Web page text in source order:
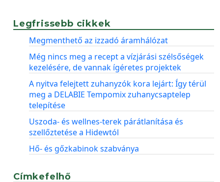
Legfrissebb cikkek
Megmenthető az izzadó áramhálózat
Még nincs meg a recept a vízjárási szélsőségek
kezelésére, de vannak ígéretes projektek
A nyitva felejtett zuhanyzók kora lejárt: Így térül
meg a DELABIE Tempomix zuhanycsaptelep
telepítése
Uszoda- és wellnes-terek párátlanítása és
szellőztetése a Hidewtól
Hő- és gőzkabinok szabványa
Címkefelhő